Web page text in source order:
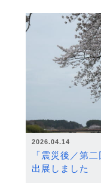
2026.04.14
「震災後／第
出展しました